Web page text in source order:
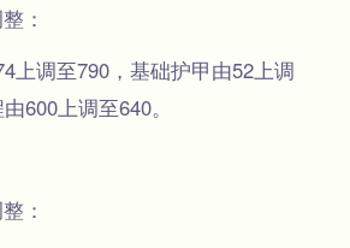
：
调至790，基础护甲由52上调
600上调至640。
：